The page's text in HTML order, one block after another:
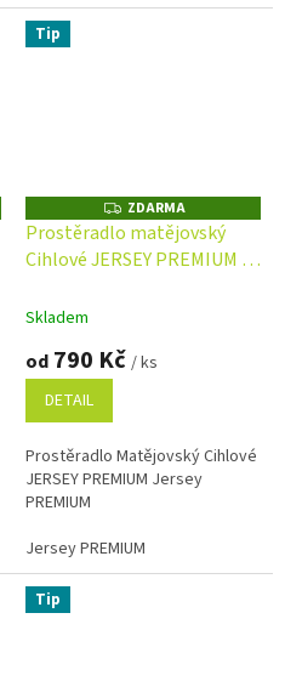
Tip
Z
D
A
R
ZDARMA
Prostěradlo matějovský
Cihlové JERSEY PREMIUM s
Skladem
od 790 Kč / ks
DETAIL
Prostěradlo Matějovský Cihlové
JERSEY PREMIUM Jersey
PREMIUM
Jersey PREMIUM
Tip